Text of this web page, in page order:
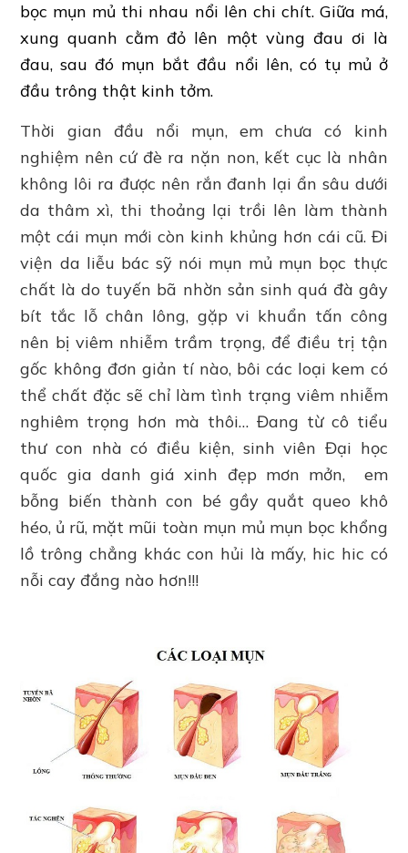
bọc mụn mủ thi nhau nổi lên chi chít. Giữa má,
xung quanh cằm đỏ lên một vùng đau ơi là
đau, sau đó mụn bắt đầu nổi lên, có tụ mủ ở
đầu trông thật kinh tởm.
Thời gian đầu nổi mụn, em chưa có kinh
nghiệm nên cứ đè ra nặn non, kết cục là nhân
không lôi ra được nên rắn đanh lại ẩn sâu dưới
da thâm xì, thi thoảng lại trồi lên làm thành
một cái mụn mới còn kinh khủng hơn cái cũ. Đi
viện da liễu bác sỹ nói mụn mủ mụn bọc thực
chất là do tuyến bã nhờn sản sinh quá đà gây
bít tắc lỗ chân lông, gặp vi khuẩn tấn công
nên bị viêm nhiễm trầm trọng, để điều trị tận
gốc không đơn giản tí nào, bôi các loại kem có
thể chất đặc sẽ chỉ làm tình trạng viêm nhiễm
nghiêm trọng hơn mà thôi… Đang từ cô tiểu
thư con nhà có điều kiện, sinh viên Đại học
quốc gia danh giá xinh đẹp mơn mởn, em
bỗng biến thành con bé gầy quắt queo khô
héo, ủ rũ, mặt mũi toàn mụn mủ mụn bọc khổng
lồ trông chẳng khác con hủi là mấy, hic hic có
nỗi cay đắng nào hơn!!!